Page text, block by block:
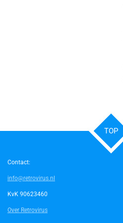
TOP
Contact:
info@retrovirus.nl
KvK 90623460
Over Retrovirus